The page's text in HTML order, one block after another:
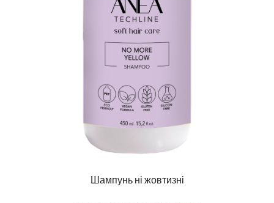
Шампунь ні жовтизні